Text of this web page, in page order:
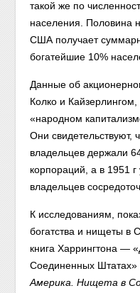
такой же по
населения. Половина
США получает
богатейшие 10%
Данные об
Колко и
«народном
Они свидетельствуют,
владельцев держали
корпораций, а в 1951
владельцев
К исследованиям,
богатства и нищеты в
книгаХаррингтона —
Соединенных Штатах»
Америка. Нищета в